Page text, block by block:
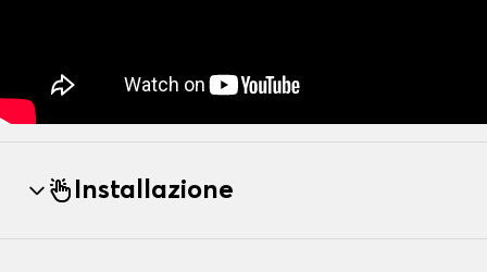
Installazione